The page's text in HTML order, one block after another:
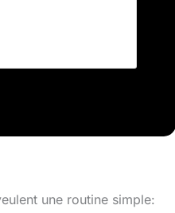
aux légumes
polyvalence
four Ooni Koda 16
une routine simple: